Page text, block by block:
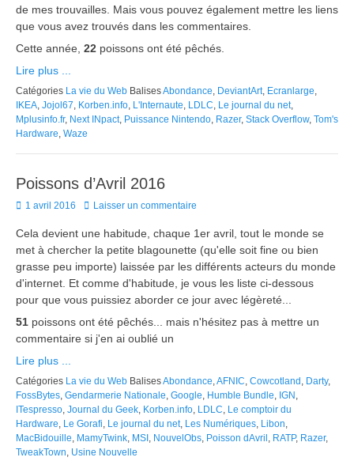
de mes trouvailles. Mais vous pouvez également mettre les liens
que vous avez trouvés dans les commentaires.
Cette année, 22 poissons ont été pêchés.
Lire plus ...
Catégories La vie du Web BalisesAbondance, DeviantArt, Ecranlarge,
IKEA, Jojol67, Korben.info, L'Internaute, LDLC, Le journal du net,
Mplusinfo.fr, Next INpact, Puissance Nintendo, Razer, Stack Overflow, Tom's
Hardware, Waze
Poissons d’Avril 2016
Posted
1 avril 2016 Laisser un commentaire
Cela devient une habitude, chaque 1er avril, tout le monde se
met à chercher la petite blagounette (qu'elle soit fine ou bien
grasse peu importe) laissée par les différents acteurs du monde
d'internet. Et comme d'habitude, je vous les liste ci-dessous
pour que vous puissiez aborder ce jour avec légèreté...
51 poissons ont été pêchés... mais n'hésitez pas à mettre un
commentaire si j'en ai oublié un
Lire plus ...
Catégories La vie du Web BalisesAbondance,AFNIC, Cowcotland , Darty,
FossBytes, Gendarmerie Nationale, Google, Humble Bundle, IGN ,
ITespresso, Journal du Geek, Korben.info, LDLC, Le comptoir du
Hardware, Le Gorafi, Le journal du net, Les Numériques, Libon,
MacBidouille, MamyTwink, MSI , NouvelObs, Poisson dAvril , RATP, Razer,
TweakTown, Usine Nouvelle